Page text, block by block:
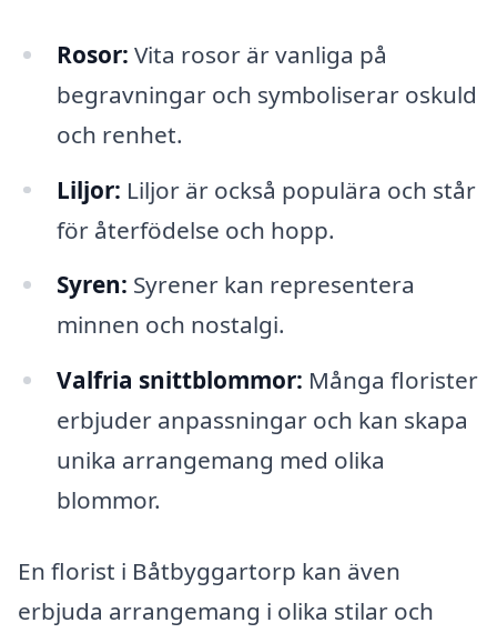
Rosor: Vita rosor är vanliga på
begravningar och symboliserar oskuld
och renhet.
Liljor: Liljor är också populära och står
för återfödelse och hopp.
Syren: Syrener kan representera
minnen och nostalgi.
Valfria snittblommor: Många florister
erbjuder anpassningar och kan skapa
unika arrangemang med olika
blommor.
En florist i Båtbyggartorp kan även
erbjuda arrangemang i olika stilar och